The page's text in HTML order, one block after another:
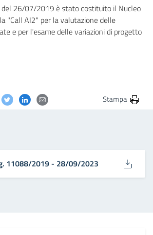
del 26/07/2019 è stato costituito il Nucleo
"Call AI2" per la valutazione delle
e per l'esame delle variazioni di progetto
Condividi questa pagina su Facebook
Condividi questa pagina su Twitter
Condividi questa pagina su Linkedin
Condividi questa pagina via
Stampa
11088/2019 - 28/09/2023